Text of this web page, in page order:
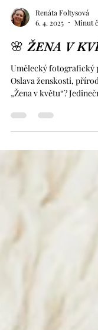
6. 4. 2025
Minut
🌸 ŽENA V
Umělecký fotografický
„Žena v květu“?
se setkává ženská
kvetoucí rostlinou
v přírodě – na loukách,
žena je originál – a
toho, kým jsi právě t